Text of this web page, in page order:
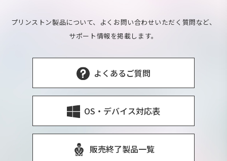
プリンストン製品について、よくお問い合わせいただく質問など、
サポート情報を掲載します。
よくあるご質問
OS・デバイス対応表
販売終了製品一覧